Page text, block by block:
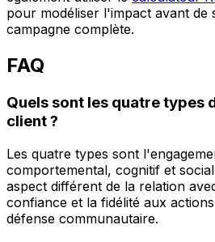
pour modéliser l'impact avant de
campagne complète.
FAQ
Quels sont les quatre types
client ?
Les quatre types sont
comportemental, cognitif et
aspect différent de la relation
confiance et la fidélité aux
défense communautaire.